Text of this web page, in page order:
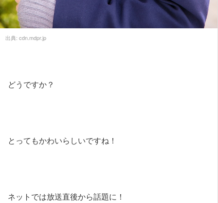
出典: cdn.mdpr.jp
どうですか？
とってもかわいらしいですね！
ネットでは放送直後から話題に！